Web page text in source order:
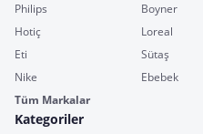
Philips
Boyner
Hotiç
Loreal
Eti
Sütaş
Nike
Ebebek
Tüm Markalar
Kategoriler